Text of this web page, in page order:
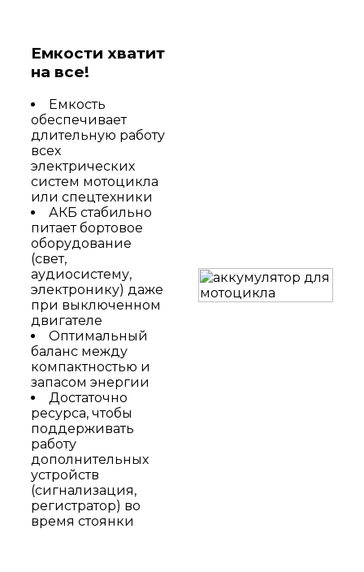
Емкости хватит
на все!
Емкость
обеспечивает
длительную работу
всех
электрических
систем мотоцикла
или спецтехники
АКБ стабильно
питает бортовое
оборудование
(свет,
аудиосистему,
электронику) даже
при выключенном
двигателе
Оптимальный
баланс между
компактностью и
запасом энергии
Достаточно
ресурса, чтобы
поддерживать
работу
дополнительных
устройств
(сигнализация,
регистратор) во
время стоянки